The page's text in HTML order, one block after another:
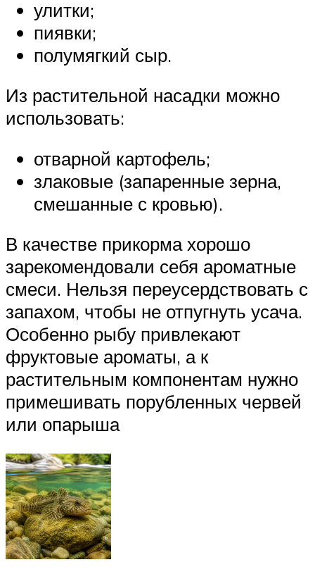
улитки;
пиявки;
полумягкий сыр.
Из растительной насадки можно
использовать:
отварной картофель;
злаковые (запаренные зерна,
смешанные с кровью).
В качестве прикорма хорошо
зарекомендовали себя ароматные
смеси. Нельзя переусердствовать с
запахом, чтобы не отпугнуть усача.
Особенно рыбу привлекают
фруктовые ароматы, а к
растительным компонентам нужно
примешивать порубленных червей
или опарыша